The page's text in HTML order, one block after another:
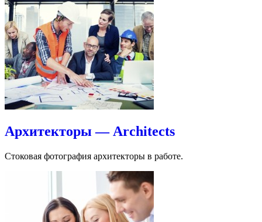
Архитекторы — Architects
Стоковая фотография архитекторы в работе.